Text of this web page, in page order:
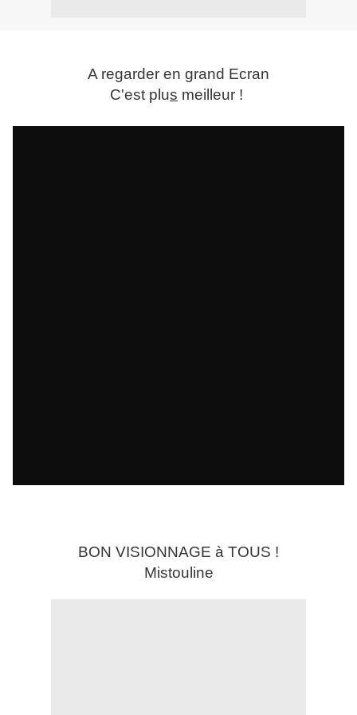
A regarder en grand Ecran
C'est plus meilleur !
BON VISIONNAGE à TOUS !
Mistouline